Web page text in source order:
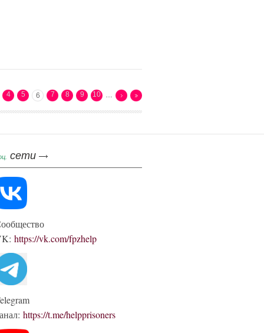
4 5 6 7 8 9 10 …
сети
https://vk.com/fpzhelp
https://t.me/helpprisoners